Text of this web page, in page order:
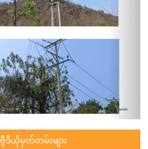
ဗွီဒီယိုမှတ်တမ်းများ